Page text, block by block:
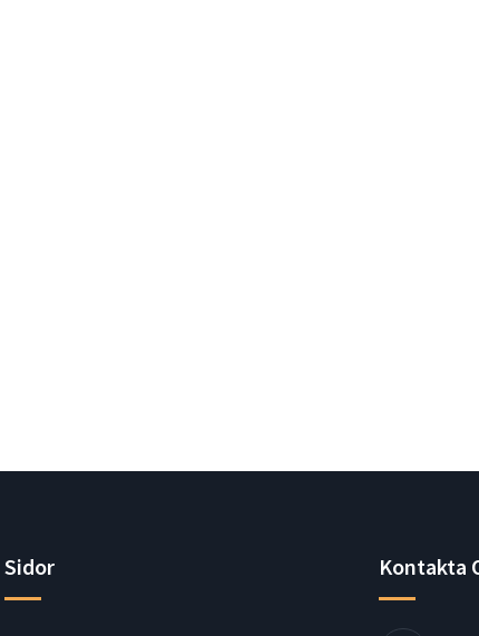
Sidor Kontakta